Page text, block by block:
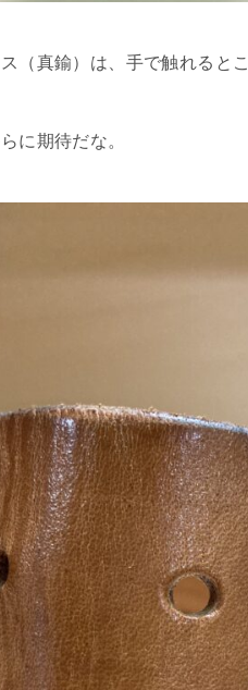
（真鍮）は、手で触れると
に期待だな。